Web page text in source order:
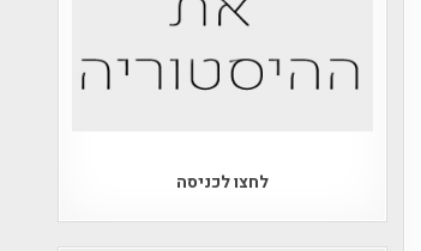
לחצו לכניסה